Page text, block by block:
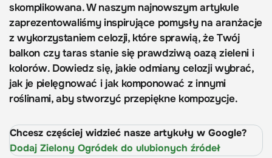
skomplikowana. W naszym najnowszym artykule
zaprezentowaliśmy inspirujące pomysły na aranżacje
z wykorzystaniem celozji, które sprawią, że Twój
balkon czy taras stanie się prawdziwą oazą zieleni i
kolorów. Dowiedz się, jakie odmiany celozji wybrać,
jak je pielęgnować i jak komponować z innymi
roślinami, aby stworzyć przepiękne kompozycje.
Chcesz częściej widzieć nasze artykuły w Google?
Dodaj Zielony Ogródek do ulubionych źródeł